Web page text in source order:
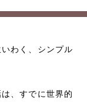
わく、シンプル
、すでに世界的